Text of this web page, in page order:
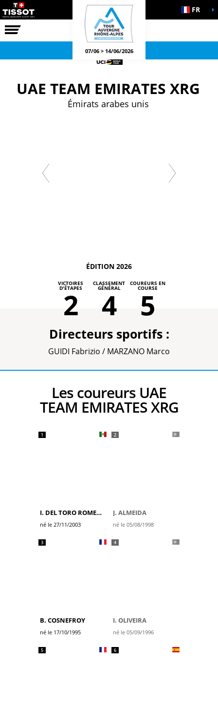
COURSE
OFFICIELS FR
07/06 > 14/06/2026
UAE TEAM EMIRATES XRG
Émirats arabes unis
ÉDITION 2026
VICTOIRES
D'ÉTAPES
2
CLASSEMENT
GÉNÉRAL
4
COUREURS EN
COURSE
5
Directeurs sportifs :
GUIDI Fabrizio / MARZANO Marco
Les coureurs UAE
TEAM EMIRATES XRG
1
I. DEL TORO ROMERO
né le 27/11/2003
2
J. ALMEIDA
né le 05/08/1998
3
B. COSNEFROY
né le 17/10/1995
4
I. OLIVEIRA
né le 05/09/1996
5 6